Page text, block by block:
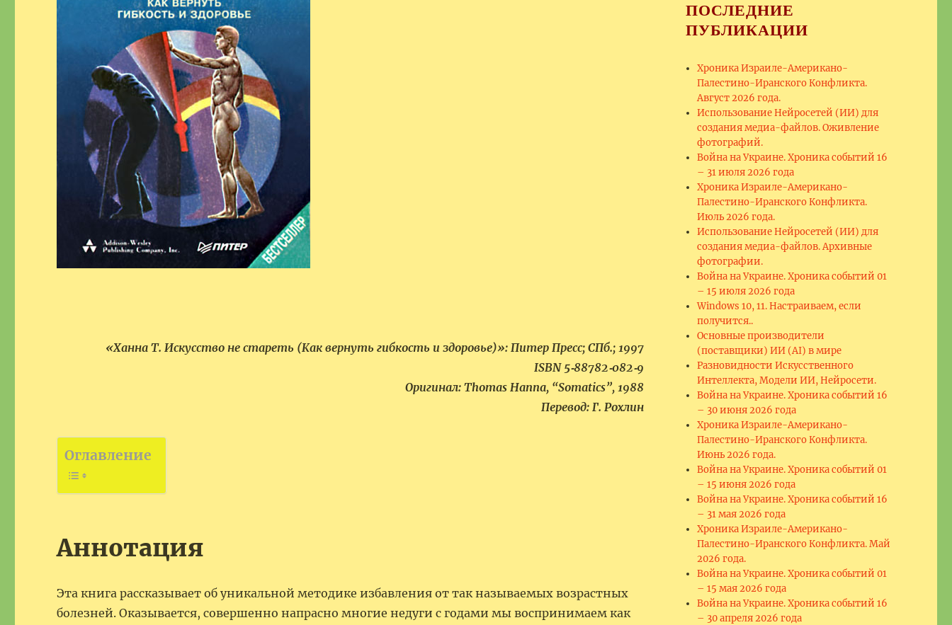
«Ханна Т. Искусство не стареть (Как вернуть гибкость и здоровье)»: Питер Пресс; СПб.; 1997
ISBN 5‑88782‑082‑9
Оригинал: Thomas Hanna, “Somatics”, 1988
Перевод: Г. Рохлин
Оглавление
Аннотация
Эта книга рассказывает об уникальной методике избавления от так называемых возрастных
болезней. Оказывается, совершенно напрасно многие недуги с годами мы воспринимаем как
ПОСЛЕДНИЕ
ПУБЛИКАЦИИ
Хроника Израиле-Американо-
Палестино-Иранского Конфликта.
Август 2026 года.
Использование Нейросетей (ИИ) для
создания медиа-файлов. Оживление
фотографий.
Война на Украине. Хроника событий 16
– 31 июля 2026 года
Хроника Израиле-Американо-
Палестино-Иранского Конфликта.
Июль 2026 года.
Использование Нейросетей (ИИ) для
создания медиа-файлов. Архивные
фотографии.
Война на Украине. Хроника событий 01
– 15 июля 2026 года
Windows 10, 11. Настраиваем, если
получится..
Основные производители
(поставщики) ИИ (AI) в мире
Разновидности Искусственного
Интеллекта, Модели ИИ, Нейросети.
Война на Украине. Хроника событий 16
– 30 июня 2026 года
Хроника Израиле-Американо-
Палестино-Иранского Конфликта.
Июнь 2026 года.
Война на Украине. Хроника событий 01
– 15 июня 2026 года
Война на Украине. Хроника событий 16
– 31 мая 2026 года
Хроника Израиле-Американо-
Палестино-Иранского Конфликта. Май
2026 года.
Война на Украине. Хроника событий 01
– 15 мая 2026 года
Война на Украине. Хроника событий 16
– 30 апреля 2026 года